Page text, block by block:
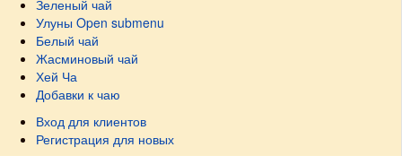
Зеленый чай
Улуны Open submenu
Белый чай
Жасминовый чай
Хей Ча
Добавки к чаю
Вход для клиентов
Регистрация для новых